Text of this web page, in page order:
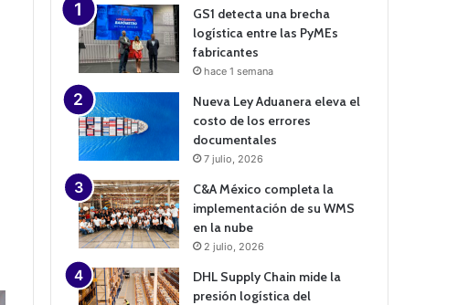
GS1 detecta una brecha
logística entre las PyMEs
fabricantes
hace 1 semana
Nueva Ley Aduanera eleva el
costo de los errores
documentales
7 julio, 2026
C&A México completa la
implementación de su WMS
en la nube
2 julio, 2026
DHL Supply Chain mide la
presión logística del